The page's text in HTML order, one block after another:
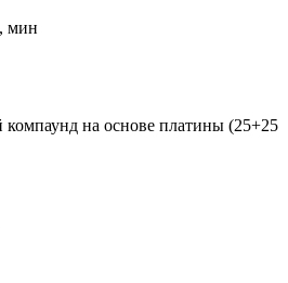
мин
на основе платины (25+25